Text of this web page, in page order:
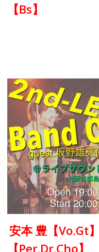
【Bs】
安本 豊【Vo.Gt
【Per.Dr.Cho】